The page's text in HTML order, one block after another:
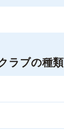
ラブの種類